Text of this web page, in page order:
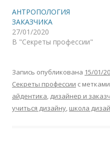
АНТРОПОЛОГИЯ
ЗАКАЗЧИКА
27/01/2020
В "Секреты профессии"
Запись опубликована 15/01/
Секреты профессии с метками
айдентика, дизайнер и
учиться дизайну, школа